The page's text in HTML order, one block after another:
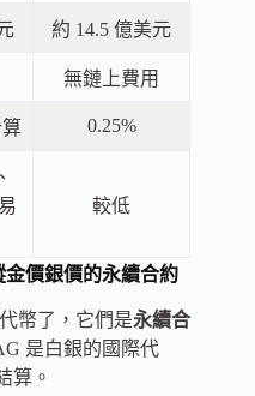
約 14.5 億美元
無鏈上費用
0.25%
較低
價銀價的永續合約
幣了，它們是永續合
是白銀的國際代
算。